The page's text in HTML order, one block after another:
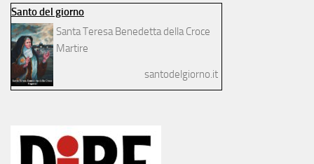
Santo del giorno
Santa Teresa Benedetta della Croce
Martire
santodelgiorno.it